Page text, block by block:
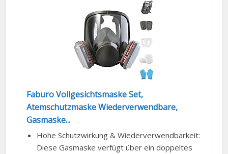
Faburo Vollgesichtsmaske Set,
Atemschutzmaske Wiederverwendbare,
Gasmaske...
Hohe Schutzwirkung & Wiederverwendbarkeit:
Diese Gasmaske verfügt über ein doppeltes